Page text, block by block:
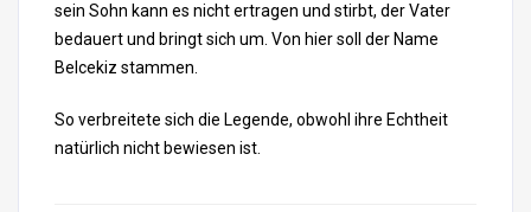
sein Sohn kann es nicht ertragen und stirbt, der Vater
bedauert und bringt sich um. Von hier soll der Name
Belcekiz stammen.
So verbreitete sich die Legende, obwohl ihre Echtheit
natürlich nicht bewiesen ist.